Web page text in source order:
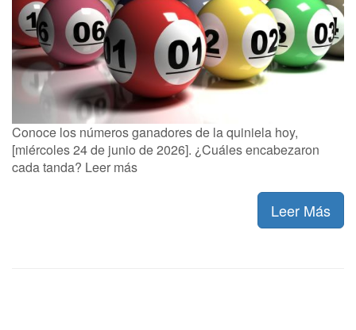
Conoce los números ganadores de la quiniela hoy,
[miércoles 24 de junio de 2026]. ¿Cuáles encabezaron
cada tanda? Leer más
Leer Más